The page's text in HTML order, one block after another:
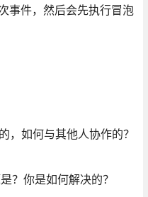
事件，然后会先执行冒泡
，如何与其他人协作的？
？你是如何解决的？